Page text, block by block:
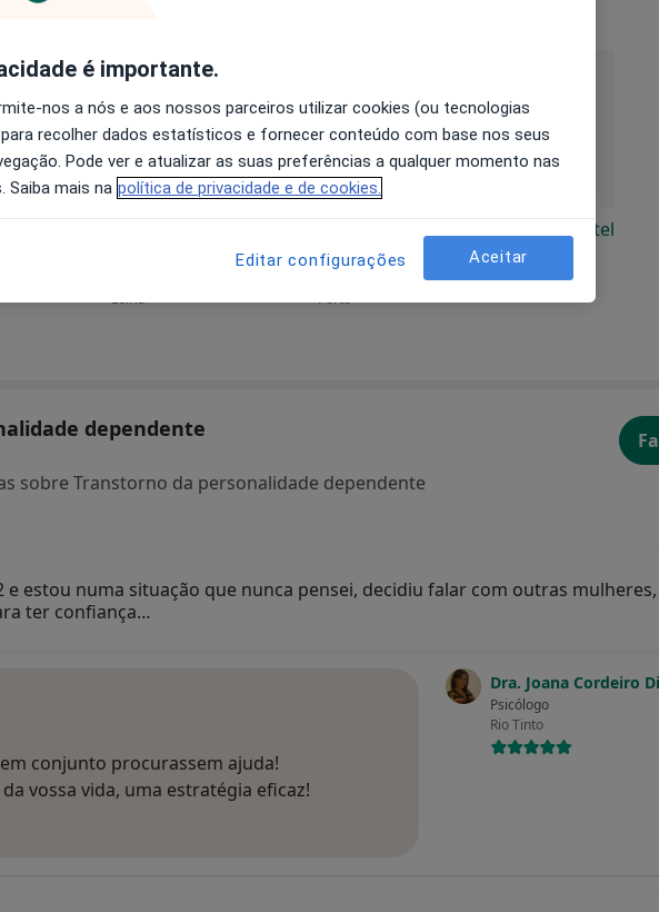
Leiria
Porto
Adoindo Pimentel
Psiquiatra
dependente
sobre Transtorno da personalidade dependente
estou numa situação que nunca pensei, decidiu falar com outras
ter confiança…
Dra. Joana Cordeiro
Psicólogo
Rio Tinto
conjunto procurassem ajuda!
vossa vida, uma estratégia eficaz!
é importante.
nos a nós e aos nossos parceiros utilizar cookies (ou tecnologias
recolher dados estatísticos e fornecer conteúdo com base nos seus
Pode ver e atualizar as suas preferências a qualquer momento nas
Saiba mais na política de privacidade e de cookies.
Editar configurações Aceitar